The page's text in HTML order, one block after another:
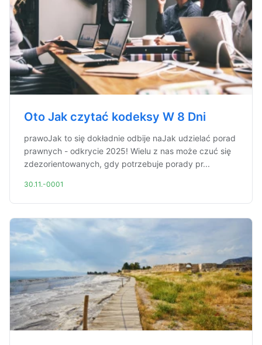
Oto Jak czytać kodeksy W 8 Dni
prawoJak to się dokładnie odbije naJak udzielać porad
prawnych - odkrycie 2025! Wielu z nas może czuć się
zdezorientowanych, gdy potrzebuje porady pr...
30.11.-0001